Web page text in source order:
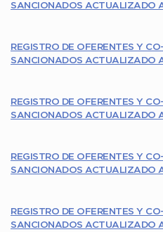
SANCIONADOS
REGISTRO DE OFERENTES Y
SANCIONADOS ACTUALIZADO
REGISTRO DE OFERENTES Y
SANCIONADOS ACTUALIZADO
REGISTRO DE OFERENTES Y
SANCIONADOS ACTUALIZADO
REGISTRO DE OFERENTES Y
SANCIONADOS ACTUALIZADO